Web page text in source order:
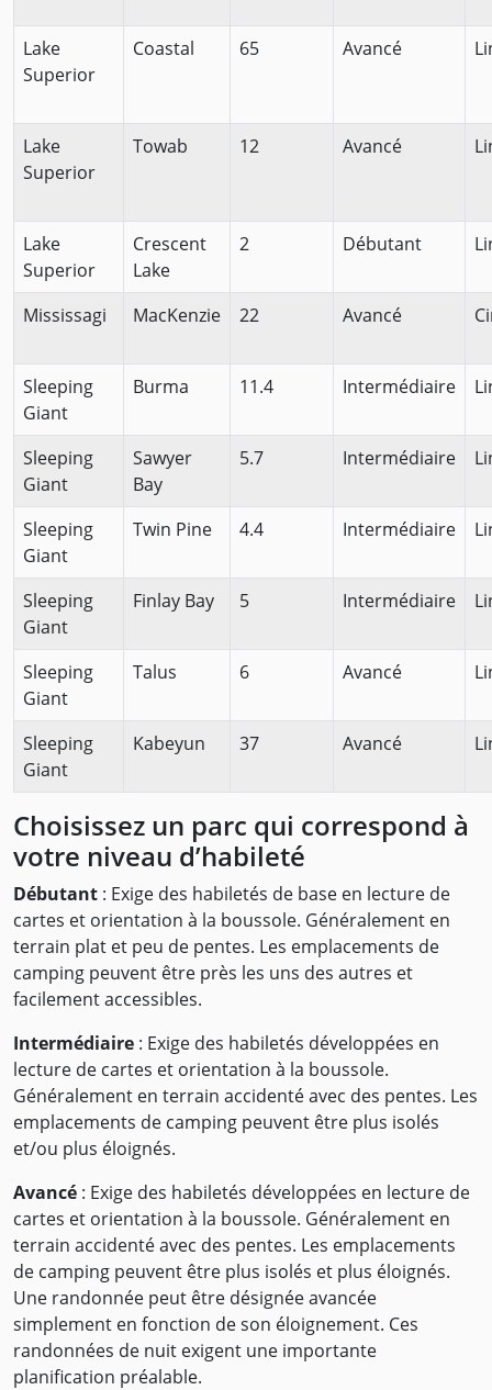
Lake
Superior
Coastal 65 Avancé
Lake
Superior
Towab 12 Avancé
Lake
Superior
Crescent
Lake
2 Débutant
Mississagi MacKenzie 22 Avancé
Sleeping
Giant
Burma 11.4 Intermédiaire
Sleeping
Giant
Sawyer
Bay
5.7 Intermédiaire
Sleeping
Giant
Twin Pine 4.4 Intermédiaire
Sleeping
Giant
Finlay Bay 5 Intermédiaire
Sleeping
Giant
Talus 6 Avancé
Sleeping
Giant
Kabeyun 37 Avancé
Choisissez un parc qui correspond à
votre niveau d’habileté
Débutant : Exige des habiletés de base en lecture de
cartes et orientation à la boussole. Généralement en
terrain plat et peu de pentes. Les emplacements de
camping peuvent être près les uns des autres et
facilement accessibles.
Intermédiaire : Exige des habiletés développées en
lecture de cartes et orientation à la boussole.
Généralement en terrain accidenté avec des pentes. Les
emplacements de camping peuvent être plus isolés
et/ou plus éloignés.
Avancé : Exige des habiletés développées en lecture de
cartes et orientation à la boussole. Généralement en
terrain accidenté avec des pentes. Les emplacements
de camping peuvent être plus isolés et plus éloignés.
Une randonnée peut être désignée avancée
simplement en fonction de son éloignement. Ces
randonnées de nuit exigent une importante
planification préalable.